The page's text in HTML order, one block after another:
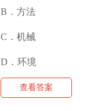
B．方法
C．机械
D．环境
查看答案